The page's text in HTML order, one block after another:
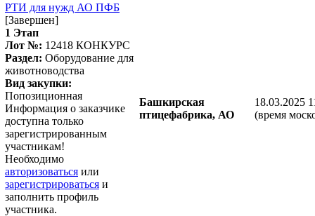
РТИ для нужд АО ПФБ
[Завершен]
1 Этап
Лот №: 12418 КОНКУРС
Раздел: Оборудование для
животноводства
Вид закупки:
Попозиционная
Информация о заказчике
доступна только
зарегистрированным
участникам!
Необходимо
авторизоваться или
зарегистрироваться и
заполнить профиль
участника.
Башкирская
птицефабрика, АО
18.03.2025
(время